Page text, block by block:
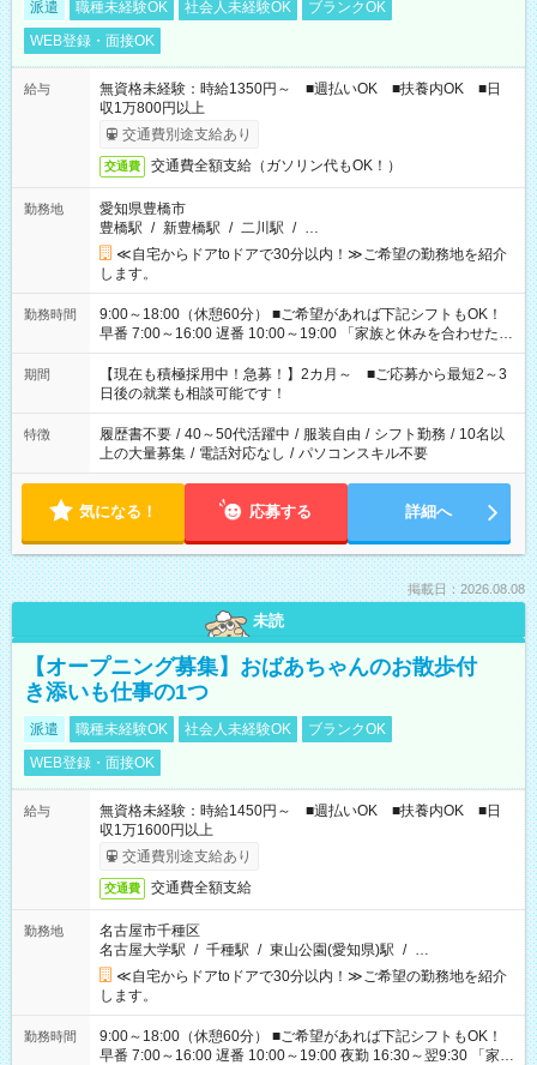
派遣 職種未経験OK 社会人未経験OK
ブランクOK
WEB登録・面接OK
給与
無資格未経験：時給1350円～ ■週払いOK ■扶養内OK ■日
収1万800円以上
交通費別途支給あり
交通費 交通費全額支給（ガソリン代もOK！）
勤務地
愛知県豊橋市
豊橋駅 / 新豊橋駅 / 二川駅 / …
≪自宅からドアtoドアで30分以内！≫ご希望の勤務地を紹介
します。
勤務時間
9:00～18:00（休憩60分） ■ご希望があれば下記シフトもOK！
早番 7:00～16:00 遅番 10:00～19:00 「家族と休みを合わせた
い」 「余裕を持って夕飯の準備がしたい」 「できれば残業はし
たくない」 など、ご希望を教えてくださいね。 ※Wワーク希望
の方へ 今ご覧のお仕事で希望する勤務時間と、もう1つのお仕事
の勤務時間。 合計で週40時間を超える場合は応募できません。
期間
【現在も積極採用中！急募！】2カ月～ ■ご応募から最短2～3
日後の就業も相談可能です！
特徴 履歴書不要 / 40～50代活躍中 / 服装自由 / シフト勤務 / 10名以
上の大量募集 / 電話対応なし / パソコンスキル不要
気になる！ 応募する 詳細へ
掲載日：2026.08.08
未読
【オープニング募集】おばあちゃんのお散歩付
き添いも仕事の1つ
派遣 職種未経験OK 社会人未経験OK
ブランクOK
WEB登録・面接OK
給与
無資格未経験：時給1450円～ ■週払いOK ■扶養内OK ■日
収1万1600円以上
交通費別途支給あり
交通費 交通費全額支給
勤務地
名古屋市千種区
名古屋大学駅 / 千種駅 / 東山公園(愛知県)駅 / …
≪自宅からドアtoドアで30分以内！≫ご希望の勤務地を紹介
します。
勤務時間
9:00～18:00（休憩60分） ■ご希望があれば下記シフトもOK！
早番 7:00～16:00 遅番 10:00～19:00 夜勤 16:30～翌9:30 「家族